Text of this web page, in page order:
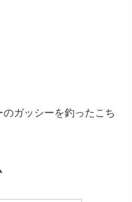
ガッシーを釣ったこち